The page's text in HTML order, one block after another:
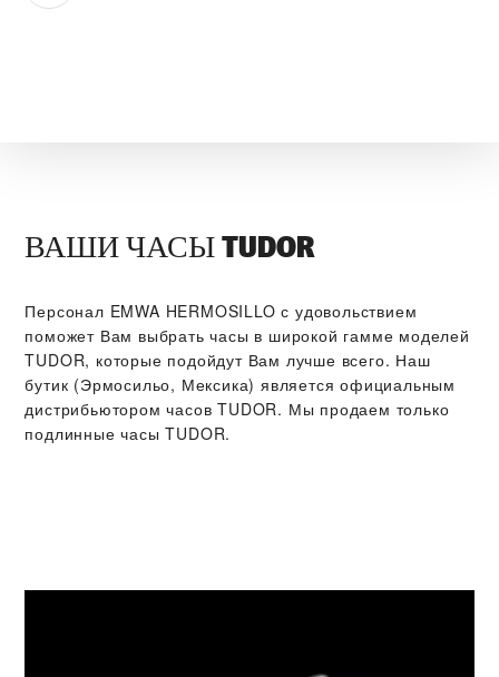
ВАШИ ЧАСЫ TUDOR
Персонал ‭EMWA HERMOSILLO‬ с удовольствием
поможет Вам выбрать часы в широкой гамме моделей
TUDOR, которые подойдут Вам лучше всего. Наш
бутик (Эрмосильо, Мексика) является официальным
дистрибьютором часов TUDOR. Мы продаем только
подлинные часы TUDOR.